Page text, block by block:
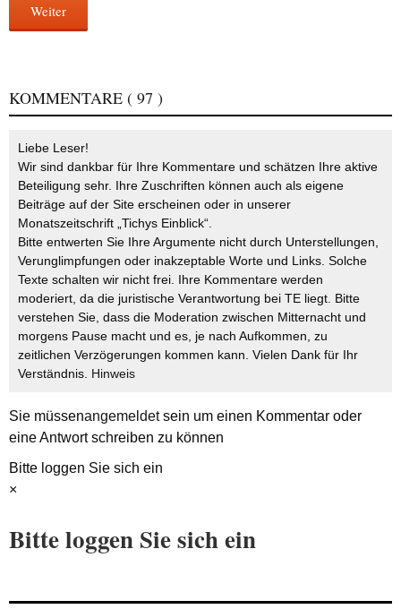
Weiter
KOMMENTARE ( 97 )
Liebe Leser!
Wir sind dankbar für Ihre Kommentare und schätzen Ihre aktive
Beteiligung sehr. Ihre Zuschriften können auch als eigene
Beiträge auf der Site erscheinen oder in unserer
Monatszeitschrift „Tichys Einblick“.
Bitte entwerten Sie Ihre Argumente nicht durch Unterstellungen,
Verunglimpfungen oder inakzeptable Worte und Links. Solche
Texte schalten wir nicht frei. Ihre Kommentare werden
moderiert, da die juristische Verantwortung bei TE liegt. Bitte
verstehen Sie, dass die Moderation zwischen Mitternacht und
morgens Pause macht und es, je nach Aufkommen, zu
zeitlichen Verzögerungen kommen kann. Vielen Dank für Ihr
Verständnis. Hinweis
Sie müssenangemeldetsein um einen Kommentar oder
eine Antwort schreiben zu können
Bitte loggen Sie sich ein
×
Bitte loggen Sie sich ein